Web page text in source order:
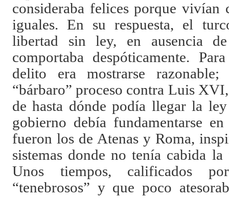
consideraba felices porque vivían
iguales. En su respuesta, el
libertad sin ley, en ausencia
comportaba despóticamente.
delito era mostrarse
“bárbaro” proceso contra Luis
de hasta dónde podía llegar la
gobierno debía fundamentarse
fueron los de Atenas y Roma,
sistemas donde no tenía cabida
Unos tiempos, calificados
“tenebrosos” y que poco